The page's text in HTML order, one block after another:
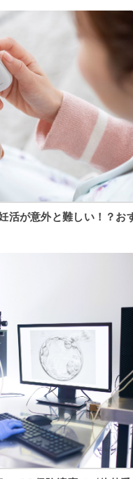
活が意外と難しい！？お